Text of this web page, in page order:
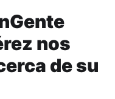
nos
de su